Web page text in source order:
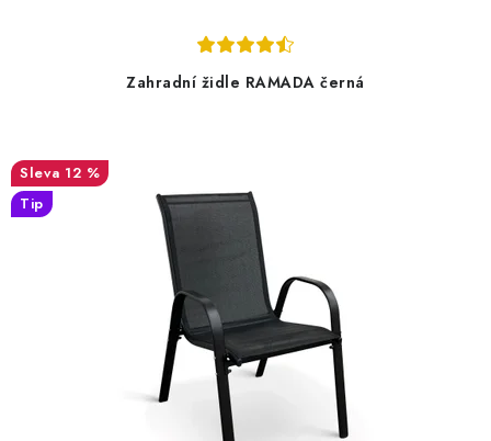
u
k
t
d
u
k
Zahradní židle RAMADA černá
12 %
Tip